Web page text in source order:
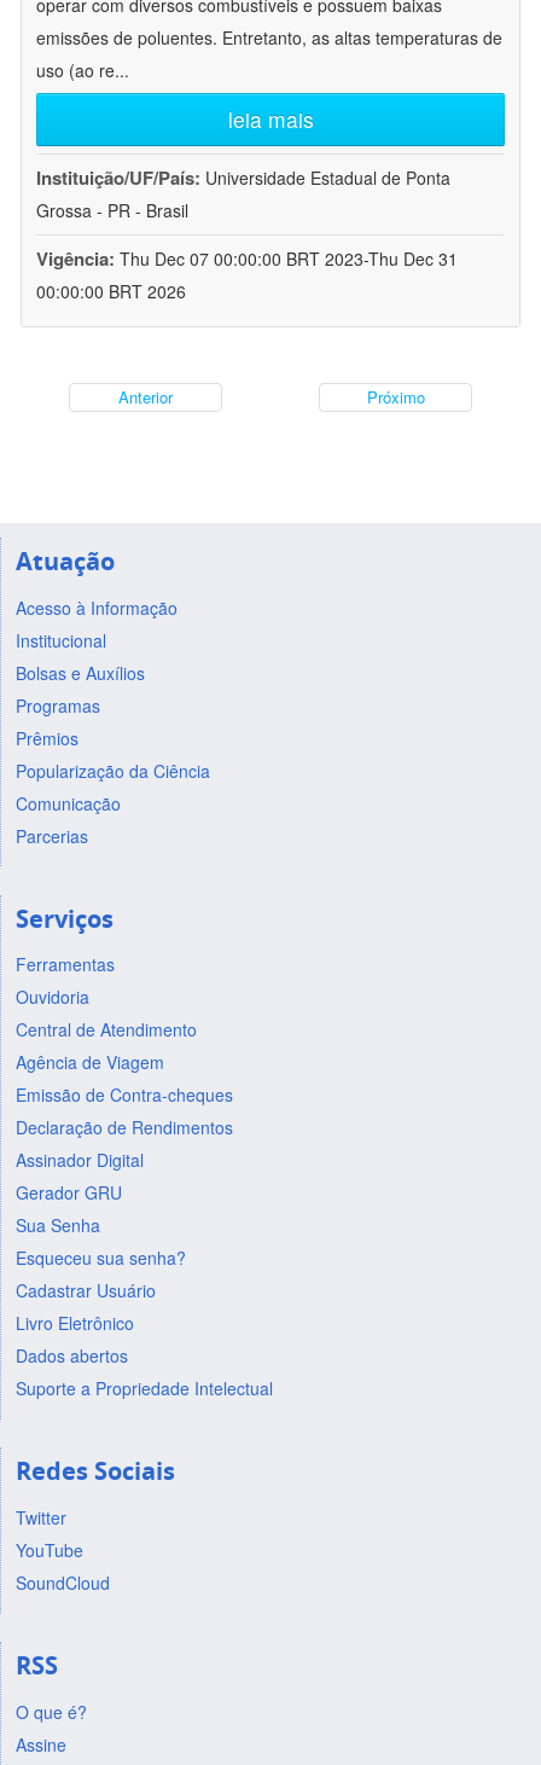
operar com diversos combustíveis e possuem baixas
emissões de poluentes. Entretanto, as altas temperaturas de
uso (ao re...
leia mais
Instituição/UF/País: Universidade Estadual de Ponta
Grossa - PR - Brasil
Vigência: Thu Dec 07 00:00:00 BRT 2023-Thu Dec 31
00:00:00 BRT 2026
Anterior Próximo
Atuação
Acesso à Informação
Institucional
Bolsas e Auxílios
Programas
Prêmios
Popularização da Ciência
Comunicação
Parcerias
Serviços
Ferramentas
Ouvidoria
Central de Atendimento
Agência de Viagem
Emissão de Contra-cheques
Declaração de Rendimentos
Assinador Digital
Gerador GRU
Sua Senha
Esqueceu sua senha?
Cadastrar Usuário
Livro Eletrônico
Dados abertos
Suporte a Propriedade Intelectual
Redes Sociais
Twitter
YouTube
SoundCloud
RSS
O que é?
Assine